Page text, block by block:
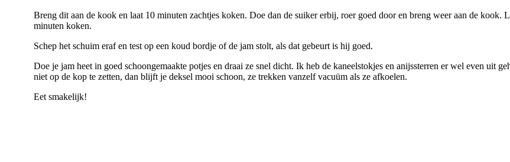
Breng dit aan de kook en laat 10 minuten zachtjes koken. Doe dan de suiker erbij, roer goed door en breng weer aan de kook.
minuten koken.
Schep het schuim eraf en test op een koud bordje of de jam stolt, als dat gebeurt is hij goed.
Doe je jam heet in goed schoongemaakte potjes en draai ze snel dicht. Ik heb de kaneelstokjes en anijssterren er wel even uit
niet op de kop te zetten, dan blijft je deksel mooi schoon, ze trekken vanzelf vacuüm als ze afkoelen.
Eet smakelijk!